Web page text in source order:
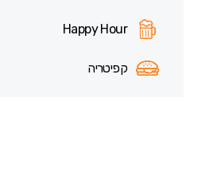
Happy Hour
קפיטריה